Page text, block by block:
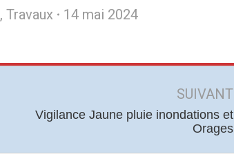
, Travaux 14 mai 2024
SUIVANT
Article
Vigilance Jaune pluie inondations et
Orages